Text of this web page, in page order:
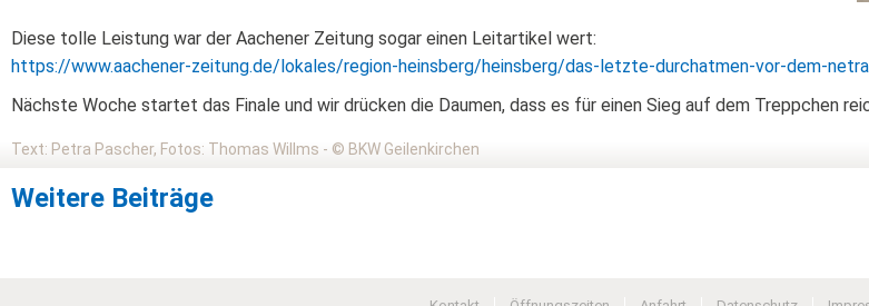
Diese tolle Leistung war der Aachener Zeitung sogar einen Leitartikel wert:
https://www.aachener-zeitung.de/lokales/region-heinsberg/heinsberg/das-letzte-durchatmen-vor-dem-
Nächste Woche startet das Finale und wir drücken die Daumen, dass es für einen Sieg auf dem Treppchen
Text: Petra Pascher, Fotos: Thomas Willms - © BKW Geilenkirchen
Weitere Beiträge